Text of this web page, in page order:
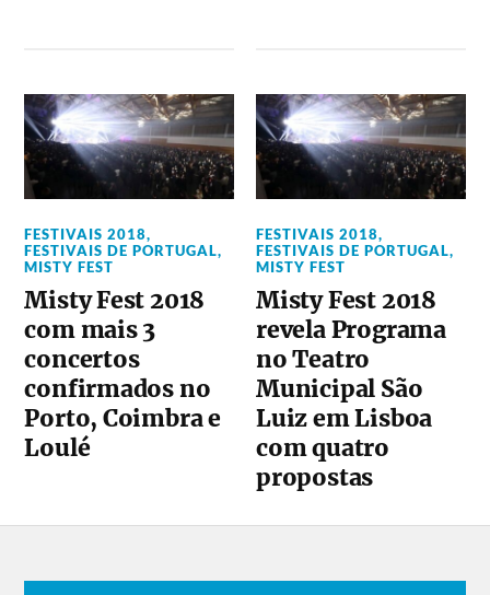
FESTIVAIS 2018,
FESTIVAIS DE PORTUGAL,
MISTY FEST
Misty Fest 2018
com mais 3
concertos
confirmados no
Porto, Coimbra e
Loulé
FESTIVAIS 2018,
FESTIVAIS DE PORTUGAL,
MISTY FEST
Misty Fest 2018
revela Programa
no Teatro
Municipal São
Luiz em Lisboa
com quatro
propostas